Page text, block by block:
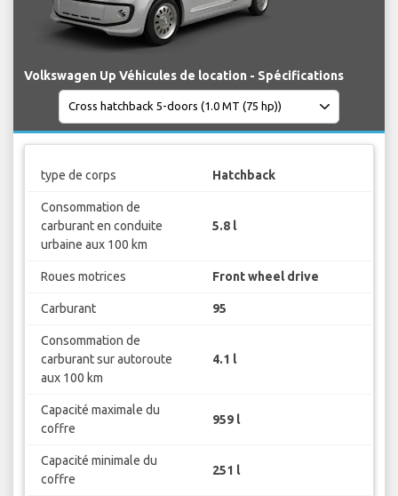
Volkswagen Up Véhicules de location - Spécifications
type de corps Hatchback
Consommation de
carburant en conduite
urbaine aux 100 km
5.8 l
Roues motrices Front wheel drive
Carburant 95
Consommation de
carburant sur autoroute
aux 100 km
4.1 l
Capacité maximale du
coffre
959 l
Capacité minimale du
coffre
251 l